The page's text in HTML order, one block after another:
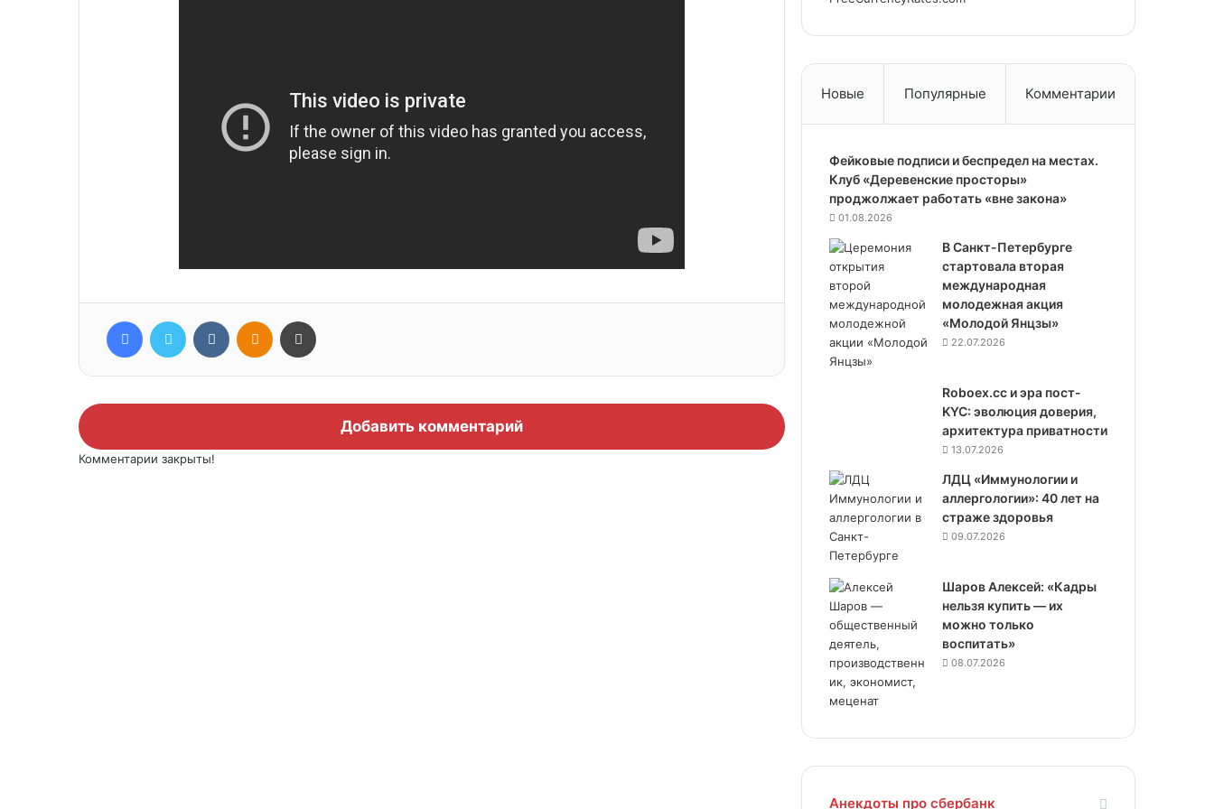
FacebookTwitter ВконтактеОдноклассники
Добавить комментарий
Комментарии закрыты!
Новые Популярные Комментарии
Фейковые подписи и беспредел на местах.
Клуб «Деревенские просторы»
проджолжает работать «вне закона»
01.08.2026
В Санкт-Петербурге
стартовала вторая
международная
молодежная акция
«Молодой Янцзы»
22.07.2026
Roboex.cc и эра пост-
KYC: эволюция доверия,
архитектура приватности
13.07.2026
ЛДЦ «Иммунологии и
аллергологии»: 40 лет на
страже здоровья
09.07.2026
Шаров Алексей: «Кадры
нельзя купить — их
можно только
воспитать»
08.07.2026
Анекдоты про сбербанк